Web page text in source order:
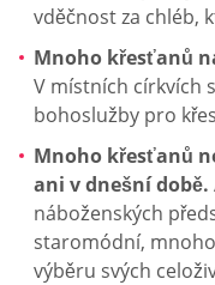
vděčnost za chléb,
Mnoho křesťanů
V místních církvích
bohoslužby pro
Mnoho křesťanů
ani v dnešní době.
náboženských
staromódní,
výběru svých